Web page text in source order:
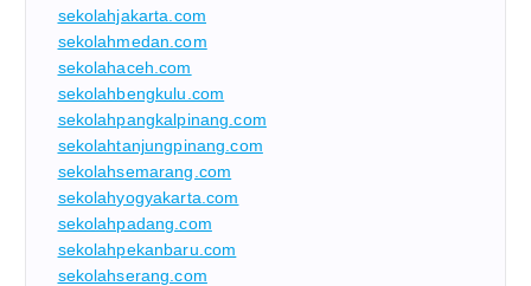
sekolahjakarta.com
sekolahmedan.com
sekolahaceh.com
sekolahbengkulu.com
sekolahpangkalpinang.com
sekolahtanjungpinang.com
sekolahsemarang.com
sekolahyogyakarta.com
sekolahpadang.com
sekolahpekanbaru.com
sekolahserang.com